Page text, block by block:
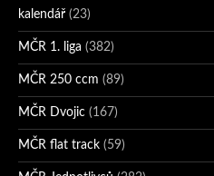
kalendář (23)
MČR 1. liga (382)
MČR 250 ccm (89)
MČR Dvojic (167)
MČR flat track (59)